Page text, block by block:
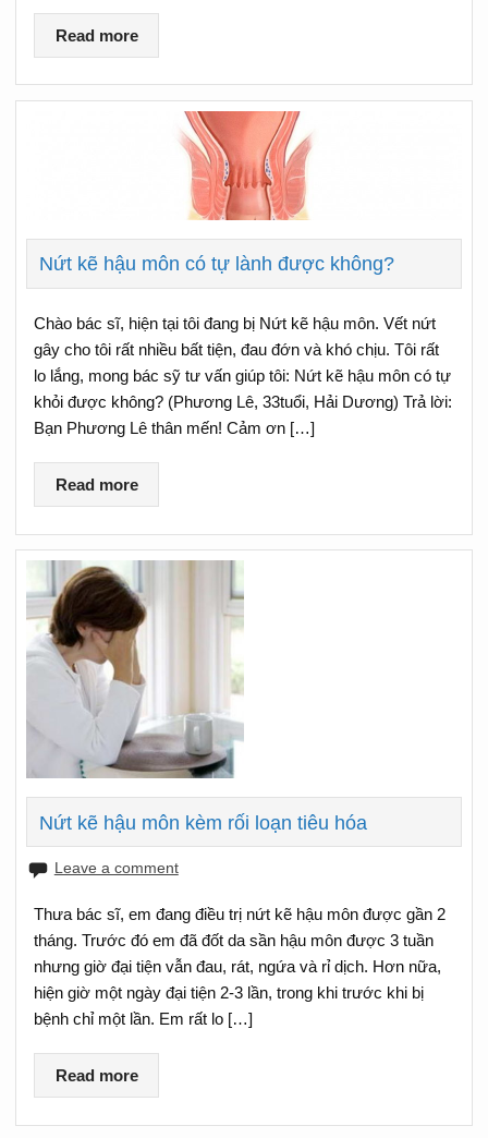
Read more
Nứt kẽ hậu môn có tự lành được không?
Chào bác sĩ, hiện tại tôi đang bị Nứt kẽ hậu môn. Vết nứt
gây cho tôi rất nhiều bất tiện, đau đớn và khó chịu. Tôi rất
lo lắng, mong bác sỹ tư vấn giúp tôi: Nứt kẽ hậu môn có tự
khỏi được không? (Phương Lê, 33tuổi, Hải Dương) Trả lời:
Bạn Phương Lê thân mến! Cảm ơn […]
Read more
Nứt kẽ hậu môn kèm rối loạn tiêu hóa
Leave a comment
Thưa bác sĩ, em đang điều trị nứt kẽ hậu môn được gần 2
tháng. Trước đó em đã đốt da sần hậu môn được 3 tuần
nhưng giờ đại tiện vẫn đau, rát, ngứa và rỉ dịch. Hơn nữa,
hiện giờ một ngày đại tiện 2-3 lần, trong khi trước khi bị
bệnh chỉ một lần. Em rất lo […]
Read more